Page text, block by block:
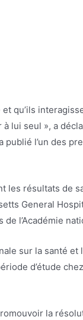
qu’ils
lui seul », a
l’un des
les résultats de
General
l’Académie
sur la santé et
d’étude
la